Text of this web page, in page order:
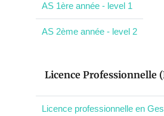
AS 1ère année - level 1
AS 2ème année - level 2
Licence Professionnelle
Licence professionnelle en